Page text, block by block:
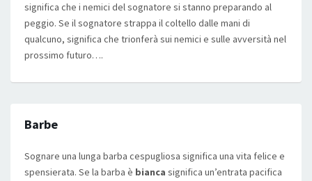
significa che i nemici del sognatore si stanno preparando al
peggio. Se il sognatore strappa il coltello dalle mani di
qualcuno, significa che trionferà sui nemici e sulle avversità nel
prossimo futuro….
Barbe
Sognare una lunga barba cespugliosa significa una vita felice e
spensierata. Se la barba è bianca significa un’entrata pacifica